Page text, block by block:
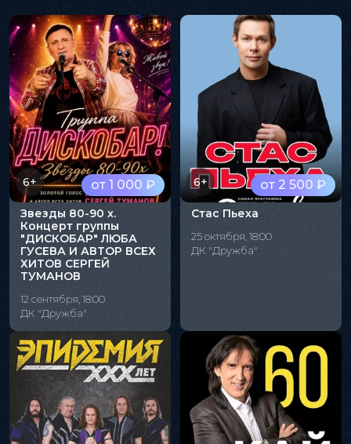
от 1 000 ₽
6+
Звезды 80-90 х.
Концерт группы
"ДИСКОБАР" ЛЮБА
ГУСЕВА И АВТОР ВСЕХ
ХИТОВ СЕРГЕЙ
ТУМАНОВ
12 сентября, 18:00
ДК "Дружба"
от 2 500 ₽
6+
Стас Пьеха
25 октября, 18:00
ДК "Дружба"